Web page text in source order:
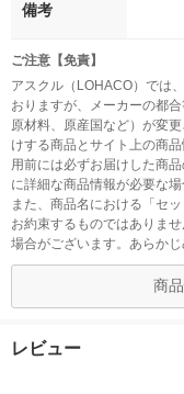
備考
ご注意【免責】
アスクル（LOHACO）では
おりますが、メーカーの都
原材料、原産国など）が変
けする商品とサイト上の商
用前には必ずお届けした商
に詳細な商品情報が必要な
また、商品名における「セ
お約束するものではありま
場合がございます。あらかじ
商
レビュー